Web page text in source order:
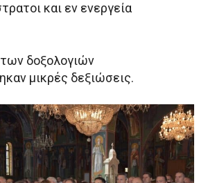
και εν ενεργεία
δοξολογιών
μικρές δεξιώσεις.